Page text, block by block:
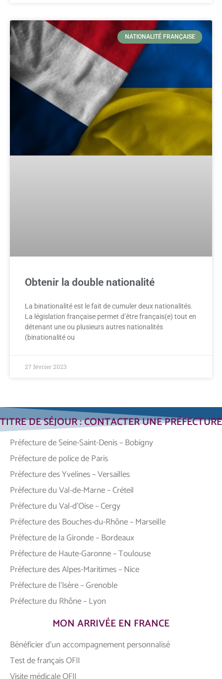
NATIONALITÉ FRANÇAISE
Obtenir la double nationalité
La binationalité est le fait de cumuler deux nationalités.
La législation française permet d’être français(e) tout en
détenant une ou plusieurs autres nationalités
(binationalité ou
27 février 2023
TITRE DE SÉJOUR : CONTACTER UNE PRÉFECTURE
Préfecture de Seine-Saint-Denis – Bobigny
Préfecture de police de Paris
Préfecture des Yvelines – Versailles
Préfecture du Val-de-Marne – Créteil
Préfecture du Val-d’Oise – Cergy
Préfecture des Bouches-du-Rhône – Marseille
Préfecture de la Gironde – Bordeaux
Préfecture de Haute-Garonne – Toulouse
Préfecture des Alpes-Maritimes – Nice
Préfecture de l’Isère – Grenoble
Préfecture du Rhône – Lyon
MON ARRIVÉE EN FRANCE
Bénéficier d’un accompagnement personnalisé
Test de français OFII